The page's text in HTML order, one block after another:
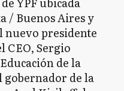
/ Buenos Aires y
nuevo presidente
CEO, Sergio
de la
gobernador de la